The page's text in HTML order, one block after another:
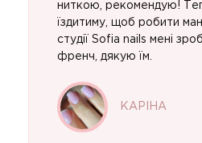
ниткою, рекомендую!
їздитиму, щоб робити
студії Sofia nails мені
френч, дякую їм.
КАРІНА